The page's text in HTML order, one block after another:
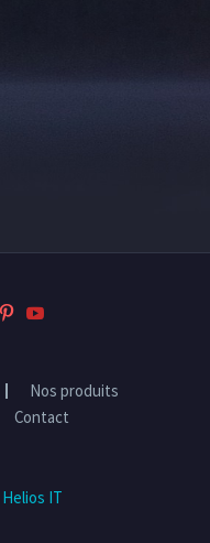
Nos produits
Contact
Helios IT